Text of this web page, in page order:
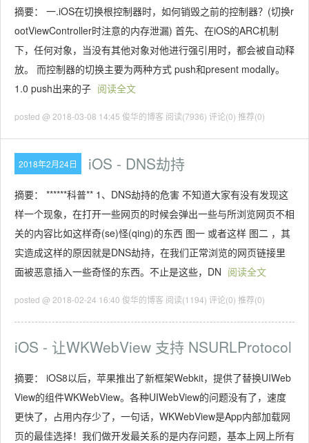
摘要： 一.iOS在切换根控制器时，如何销毁之前的控制器？(切换r
ootViewController时注意的内存泄漏) 首先、在iOS的ARC机制
下，任何对象，当没有其他对象对他进行强引用时，都会被自动释
放。 而控制器的切换主要为两种方式 push和present modally。
1.0 push出来的子 阅读全文
posted @ 2018-03-08 14:45 俊华的博客 阅读(7936) 评论(0) 推荐(0)
2018年2月24日 iOS - DNS劫持
摘要： ******科普** 1、DNS劫持的危害 不知道大家有没有发现这
样一个现象，在打开一些网页的时候会弹出一些与所浏览网页不相
关的内容比如这样奇(se)怪(qing)的东西 图一 或者这样 图二 ，其
实造成这样的原因就是DNS劫持，在我们正常浏览的网页链接里
面被恶意插入一些奇怪的东西。不止是这些，DN 阅读全文
posted @ 2018-02-24 16:40 俊华的博客 阅读(1194) 评论(0) 推荐(0)
iOS - 让WKWebView 支持 NSURLProtocol
摘要： iOS8以后，苹果推出了新框架Webkit，提供了替换UIWeb
View的组件WKWebView。各种UIWebView的问题没有了，速度
更快了，占用内存少了，一句话，WKWebView是App内部加载网
页的最佳选择！我们做开发最关系的是内存问题，基本上网上所有